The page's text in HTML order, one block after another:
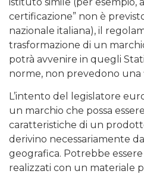
istituto simile (per esempio,
certificazione” non è
nazionale italiana), il
trasformazione di un
potrà avvenire in quegli
norme, non prevedono
L’intento del legislatore
un marchio che possa
caratteristiche di un
derivino necessariamente
geografica. Potrebbe
realizzati con un materiale